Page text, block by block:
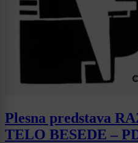
Plesna predstava
TELO BESEDE –